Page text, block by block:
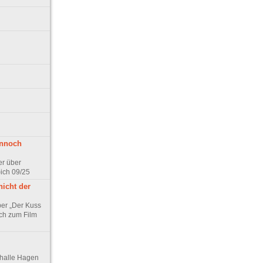
über
09/25
der
„Der Kuss
zum Film
Hagen